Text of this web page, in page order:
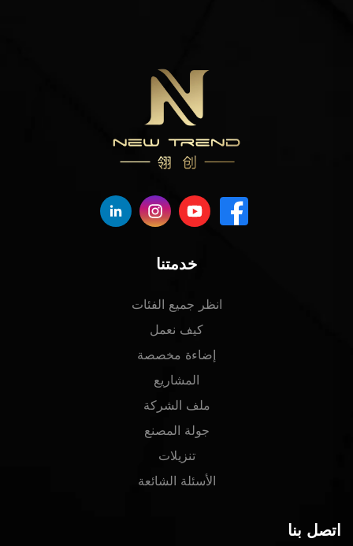
خدمتنا
انظر جميع الفئات
كيف نعمل
إضاءة مخصصة
المشاريع
ملف الشركة
جولة المصنع
تنزيلات
الأسئلة الشائعة
اتصل بنا